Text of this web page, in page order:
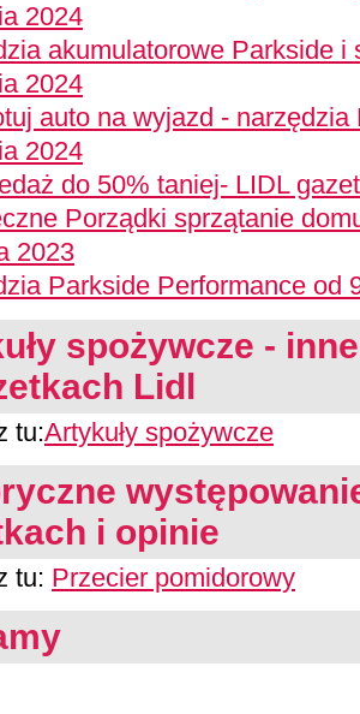
2024
akumulatorowe Parkside i
2024
auto na wyjazd -
2024
do 50% taniej- LIDL
Porządki sprzątanie
2023
Parkside Performance od
spożywcze -
Lidl
tu:Artykuły spożywcze
i opinie
tu: Przecier pomidorowy